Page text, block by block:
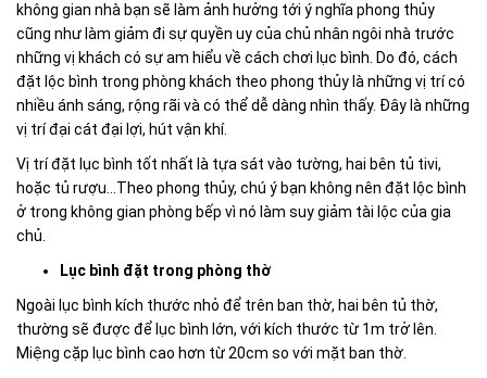
không gian nhà bạn sẽ làm ảnh hưởng tới ý nghĩa phong thủy
cũng như làm giảm đi sự quyền uy của chủ nhân ngôi nhà trước
những vị khách có sự am hiểu về cách chơi lục bình. Do đó, cách
đặt lộc bình trong phòng khách theo phong thủy là những vị trí có
nhiều ánh sáng, rộng rãi và có thể dễ dàng nhìn thấy. Đây là những
vị trí đại cát đại lợi, hút vận khí.
Vị trí đặt lục bình tốt nhất là tựa sát vào tường, hai bên tủ tivi,
hoặc tủ rượu…Theo phong thủy, chú ý bạn không nên đặt lộc bình
ở trong không gian phòng bếp vì nó làm suy giảm tài lộc của gia
chủ.
Lục bình đặt trong phòng thờ
Ngoài lục bình kích thước nhỏ để trên ban thờ, hai bên tủ thờ,
thường sẽ được để lục bình lớn, với kích thước từ 1m trở lên.
Miệng cặp lục bình cao hơn từ 20cm so với mặt ban thờ.